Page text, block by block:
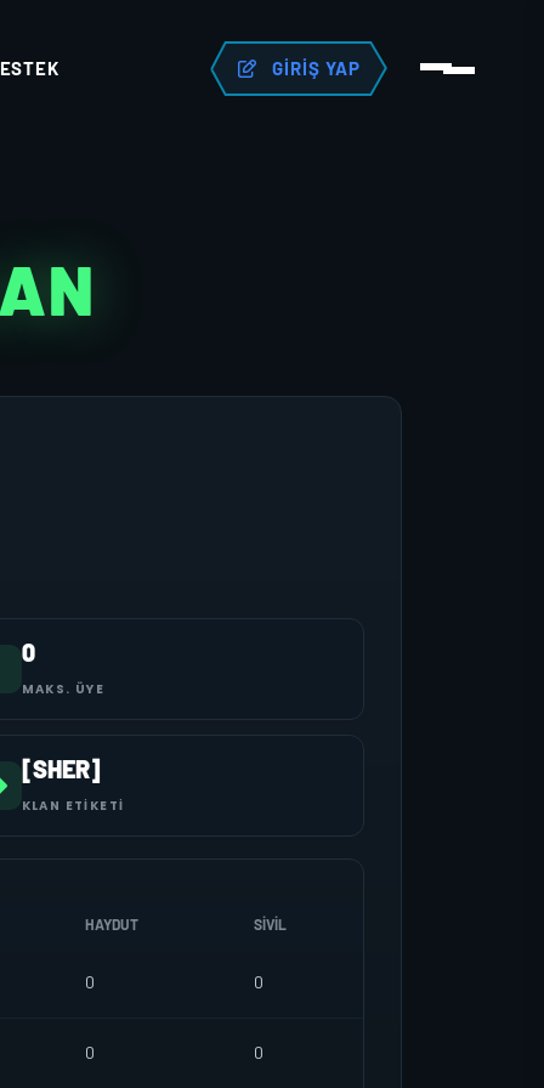
GIRIŞ YAP
0
MAKS. ÜYE
[SHER]
KLAN ETIKETI
HAYDUT SIVIL
0 0
0 0